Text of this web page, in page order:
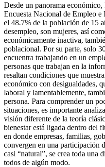
Desde un panorama económico,
Encuesta Nacional de Empleo e
el 48.7% de la población de 15
desempleo, son mujeres, así
económicamente inactiva,
poblacional. Por su parte, solo
encuentra trabajando en un
personas que trabajan en la
resaltan condiciones que
económico con desigualdades,
laboral y lamentablemente,
persona. Para comprender un
situaciones, es importante
visión diferente de la teoría
bienestar está ligada dentro del
en donde empresas, familias,
convergen en una participación
casi “natural”, se crea toda una
todos de algún modo.